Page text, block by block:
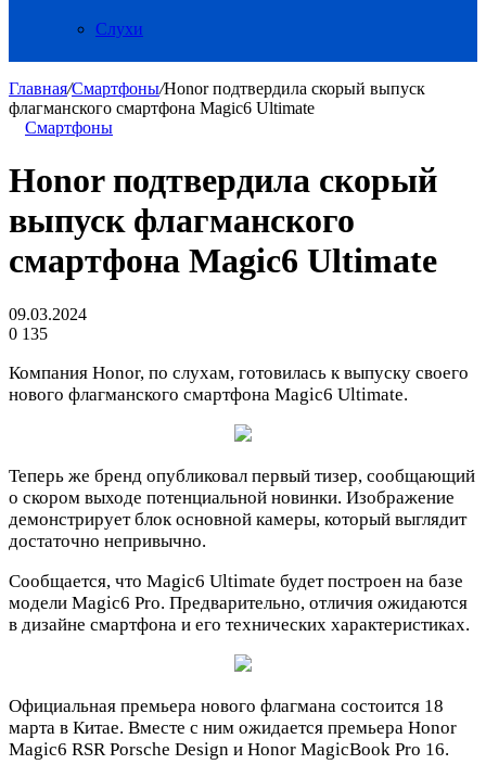
Слухи
Главная/Смартфоны/Honor подтвердила скорый выпуск
флагманского смартфона Magic6 Ultimate
Смартфоны
Honor подтвердила скорый
выпуск флагманского
смартфона Magic6 Ultimate
09.03.2024
0 135
Компания Honor, по слухам, готовилась к выпуску своего
нового флагманского смартфона Magic6 Ultimate.
Теперь же бренд опубликовал первый тизер, сообщающий
о скором выходе потенциальной новинки. Изображение
демонстрирует блок основной камеры, который выглядит
достаточно непривычно.
Сообщается, что Magic6 Ultimate будет построен на базе
модели Magic6 Pro. Предварительно, отличия ожидаются
в дизайне смартфона и его технических характеристиках.
Официальная премьера нового флагмана состоится 18
марта в Китае. Вместе с ним ожидается премьера Honor
Magic6 RSR Porsche Design и Honor MagicBook Pro 16.